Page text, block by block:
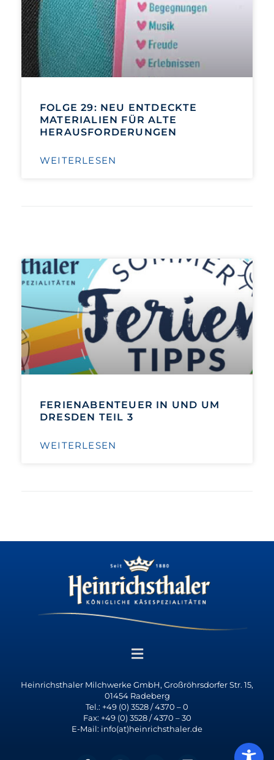
FOLGE 29: NEU ENTDECKTE
MATERIALIEN FÜR ALTE
HERAUSFORDERUNGEN
WEITERLESEN
FERIENABENTEUER IN UND UM
DRESDEN TEIL 3
WEITERLESEN
Heinrichsthaler Milchwerke GmbH, Großröhrsdorfer Str. 15,
01454 Radeberg
Tel.: +49 (0) 3528 / 4370 – 0
Fax: +49 (0) 3528 / 4370 – 30
E-Mail: info(at)heinrichsthaler.de